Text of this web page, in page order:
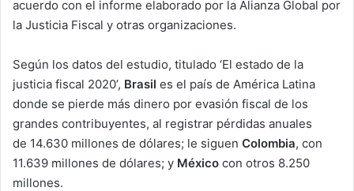
acuerdo con el informe elaborado por la Alianza Global por
la Justicia Fiscal y otras organizaciones.
Según los datos del estudio, titulado ‘El estado de la
justicia fiscal 2020’, Brasil es el país de América Latina
donde se pierde más dinero por evasión fiscal de los
grandes contribuyentes, al registrar pérdidas anuales
de 14.630 millones de dólares; le siguen Colombia, con
11.639 millones de dólares; y México con otros 8.250
millones.